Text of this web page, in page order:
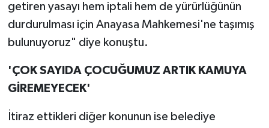
getiren yasayı hem iptali hem de yürürlüğünün
durdurulması için Anayasa Mahkemesi'ne taşımış
bulunuyoruz" diye konuştu.
'ÇOK SAYIDA ÇOCUĞUMUZ ARTIK KAMUYA
GİREMEYECEK'
İtiraz ettikleri diğer konunun ise belediye